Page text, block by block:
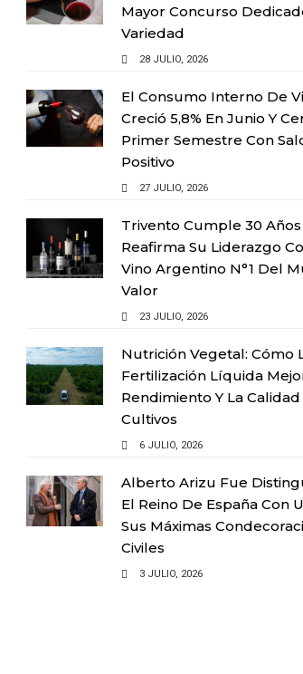
Mayor Concurso
Variedad
28 JULIO, 2026
El Consumo Interno De
Creció 5,8% En Junio Y
Primer Semestre Con
Positivo
27 JULIO, 2026
Trivento Cumple 30 Años
Reafirma Su Liderazgo
Vino Argentino N°1 Del
Valor
23 JULIO, 2026
Nutrición Vegetal: Cómo
Fertilización Líquida
Rendimiento Y La
Cultivos
6 JULIO, 2026
Alberto Arizu Fue
El Reino De España Con
Sus Máximas
Civiles
3 JULIO, 2026